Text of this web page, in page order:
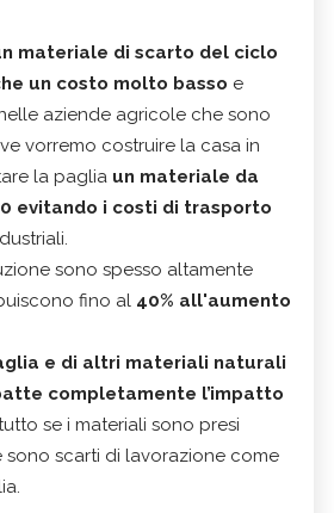
materiale di scarto del ciclo
un costo molto basso e
aziende agricole che sono
vorremo costruire la casa in
la paglia un materiale da
evitando i costi di trasporto
sono spesso altamente
fino al 40% all'aumento
e di altri materiali naturali
completamente l’impatto
se i materiali sono presi
scarti di lavorazione come